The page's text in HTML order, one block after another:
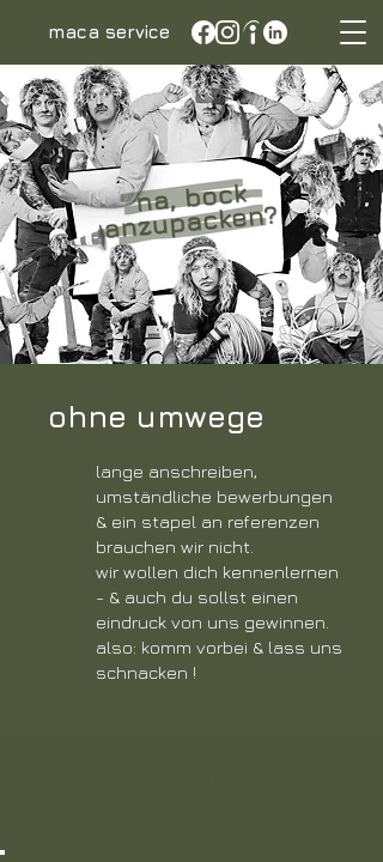
maca service
ohne umwege
lange anschreiben,
umständliche bewerbungen
& ein stapel an referenzen
brauchen wir nicht.
wir wollen dich kennenlernen
- & auch du sollst einen
eindruck von uns gewinnen.
also: komm vorbei & lass uns
schnacken !